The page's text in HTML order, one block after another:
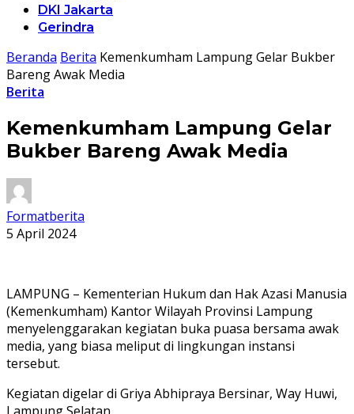
DKI Jakarta
Gerindra
Beranda Berita Kemenkumham Lampung Gelar Bukber
Bareng Awak Media
Berita
Kemenkumham Lampung Gelar
Bukber Bareng Awak Media
Formatberita
5 April 2024
LAMPUNG – Kementerian Hukum dan Hak Azasi Manusia
(Kemenkumham) Kantor Wilayah Provinsi Lampung
menyelenggarakan kegiatan buka puasa bersama awak
media, yang biasa meliput di lingkungan instansi
tersebut.
Kegiatan digelar di Griya Abhipraya Bersinar, Way Huwi,